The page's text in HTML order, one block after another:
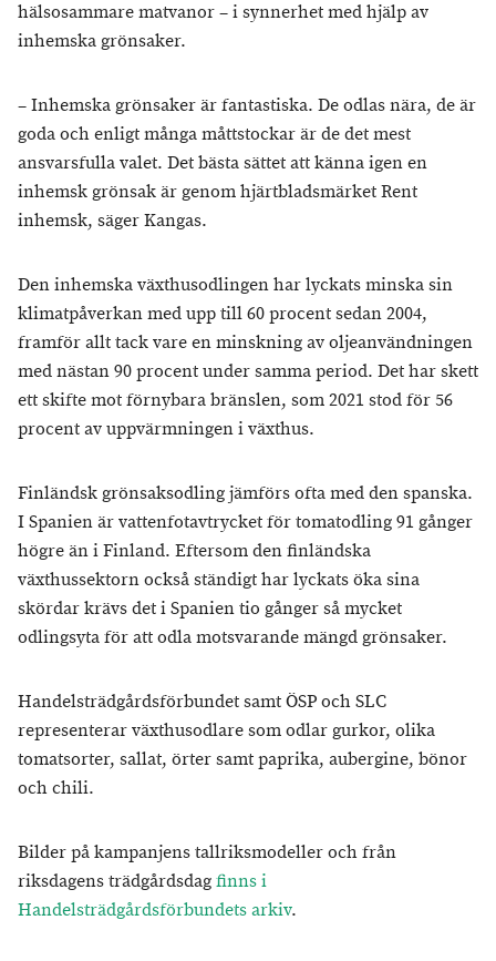
hälsosammare matvanor – i synnerhet med hjälp av
inhemska grönsaker.
– Inhemska grönsaker är fantastiska. De odlas nära, de är
goda och enligt många måttstockar är de det mest
ansvarsfulla valet. Det bästa sättet att känna igen en
inhemsk grönsak är genom hjärtbladsmärket Rent
inhemsk, säger Kangas.
Den inhemska växthusodlingen har lyckats minska sin
klimatpåverkan med upp till 60 procent sedan 2004,
framför allt tack vare en minskning av oljeanvändningen
med nästan 90 procent under samma period. Det har skett
ett skifte mot förnybara bränslen, som 2021 stod för 56
procent av uppvärmningen i växthus.
Finländsk grönsaksodling jämförs ofta med den spanska.
I Spanien är vattenfotavtrycket för tomatodling 91 gånger
högre än i Finland. Eftersom den finländska
växthussektorn också ständigt har lyckats öka sina
skördar krävs det i Spanien tio gånger så mycket
odlingsyta för att odla motsvarande mängd grönsaker.
Handelsträdgårdsförbundet samt ÖSP och SLC
representerar växthusodlare som odlar gurkor, olika
tomatsorter, sallat, örter samt paprika, aubergine, bönor
och chili.
Bilder på kampanjens tallriksmodeller och från
riksdagens trädgårdsdagfinns i
Handelsträdgårdsförbundets arkiv.